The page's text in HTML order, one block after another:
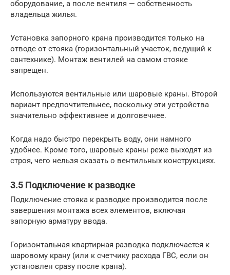
оборудование, а после вентиля — собственность
владельца жилья.
Установка запорного крана производится только на
отводе от стояка (горизонтальный участок, ведущий к
сантехнике). Монтаж вентилей на самом стояке
запрещен.
Используются вентильные или шаровые краны. Второй
вариант предпочтительнее, поскольку эти устройства
значительно эффективнее и долговечнее.
Когда надо быстро перекрыть воду, они намного
удобнее. Кроме того, шаровые краны реже выходят из
строя, чего нельзя сказать о вентильных конструкциях.
3.5 Подключение к разводке
Подключение стояка к разводке производится после
завершения монтажа всех элементов, включая
запорную арматуру ввода.
Горизонтальная квартирная разводка подключается к
шаровому крану (или к счетчику расхода ГВС, если он
установлен сразу после крана).